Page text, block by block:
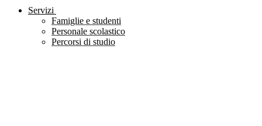
Servizi
Famiglie e studenti
Personale scolastico
Percorsi di studio